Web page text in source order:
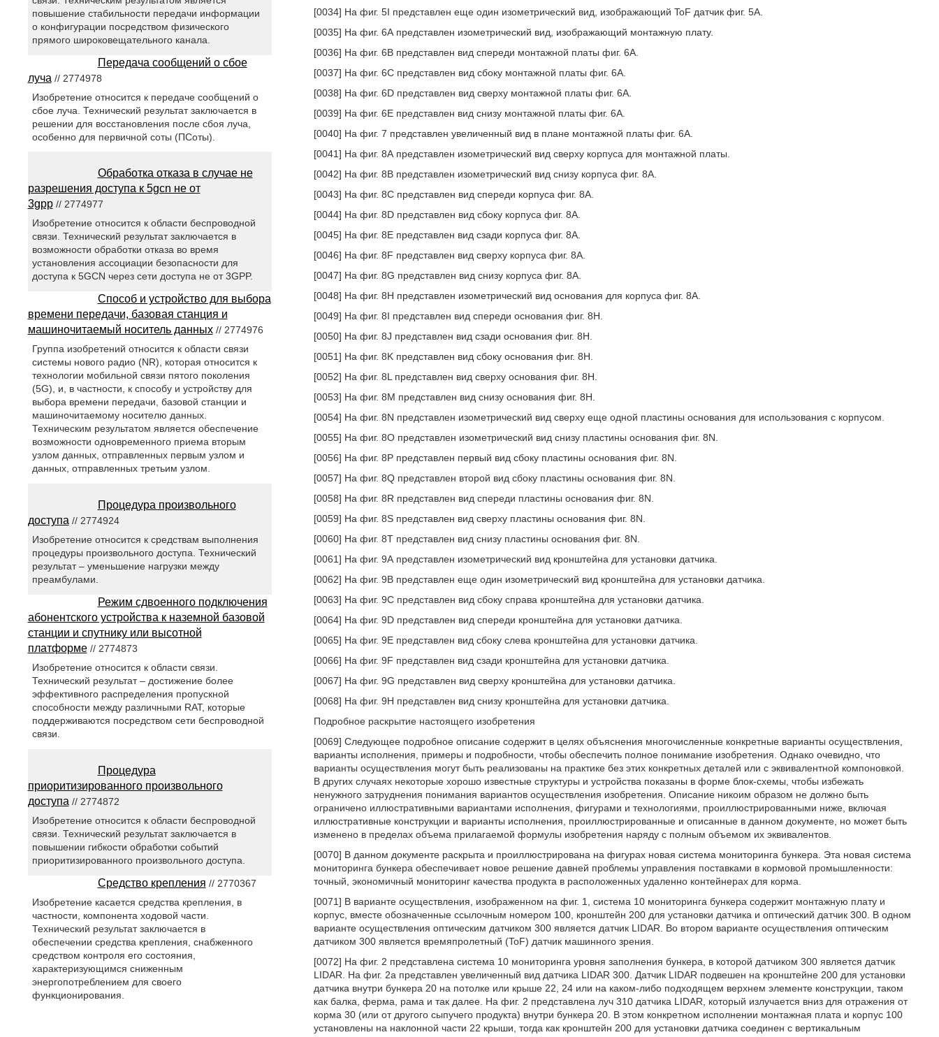
[0034] На фиг. 5I представлен еще один изометрический вид, изображающий ToF датчик фиг. 5А.
[0035] На фиг. 6А представлен изометрический вид, изображающий монтажную плату.
[0036] На фиг. 6В представлен вид спереди монтажной платы фиг. 6А.
[0037] На фиг. 6С представлен вид сбоку монтажной платы фиг. 6А.
[0038] На фиг. 6D представлен вид сверху монтажной платы фиг. 6А.
[0039] На фиг. 6Е представлен вид снизу монтажной платы фиг. 6А.
[0040] На фиг. 7 представлен увеличенный вид в плане монтажной платы фиг. 6А.
[0041] На фиг. 8А представлен изометрический вид сверху корпуса для монтажной платы.
[0042] На фиг. 8В представлен изометрический вид снизу корпуса фиг. 8А.
[0043] На фиг. 8С представлен вид спереди корпуса фиг. 8А.
[0044] На фиг. 8D представлен вид сбоку корпуса фиг. 8А.
[0045] На фиг. 8Е представлен вид сзади корпуса фиг. 8А.
[0046] На фиг. 8F представлен вид сверху корпуса фиг. 8А.
[0047] На фиг. 8G представлен вид снизу корпуса фиг. 8А.
[0048] На фиг. 8Н представлен изометрический вид основания для корпуса фиг. 8А.
[0049] На фиг. 8I представлен вид спереди основания фиг. 8Н.
[0050] На фиг. 8J представлен вид сзади основания фиг. 8Н.
[0051] На фиг. 8K представлен вид сбоку основания фиг. 8Н.
[0052] На фиг. 8L представлен вид сверху основания фиг. 8Н.
[0053] На фиг. 8М представлен вид снизу основания фиг. 8Н.
[0054] На фиг. 8N представлен изометрический вид сверху еще одной пластины основания для использования с корпусом.
[0055] На фиг. 8O представлен изометрический вид снизу пластины основания фиг. 8N.
[0056] На фиг. 8Р представлен первый вид сбоку пластины основания фиг. 8N.
[0057] На фиг. 8Q представлен второй вид сбоку пластины основания фиг. 8N.
[0058] На фиг. 8R представлен вид спереди пластины основания фиг. 8N.
[0059] На фиг. 8S представлен вид сверху пластины основания фиг. 8N.
[0060] На фиг. 8Т представлен вид снизу пластины основания фиг. 8N.
[0061] На фиг. 9А представлен изометрический вид кронштейна для установки датчика.
[0062] На фиг. 9В представлен еще один изометрический вид кронштейна для установки датчика.
[0063] На фиг. 9С представлен вид сбоку справа кронштейна для установки датчика.
[0064] На фиг. 9D представлен вид спереди кронштейна для установки датчика.
[0065] На фиг. 9Е представлен вид сбоку слева кронштейна для установки датчика.
[0066] На фиг. 9F представлен вид сзади кронштейна для установки датчика.
[0067] На фиг. 9G представлен вид сверху кронштейна для установки датчика.
[0068] На фиг. 9Н представлен вид снизу кронштейна для установки датчика.
Подробное раскрытие настоящего изобретения
[0069] Следующее подробное описание содержит в целях объяснения многочисленные конкретные варианты осуществления,
варианты исполнения, примеры и подробности, чтобы обеспечить полное понимание изобретения. Однако очевидно, что
варианты осуществления могут быть реализованы на практике без этих конкретных деталей или с эквивалентной компоновкой.
В других случаях некоторые хорошо известные структуры и устройства показаны в форме блок-схемы, чтобы избежать
ненужного затруднения понимания вариантов осуществления изобретения. Описание никоим образом не должно быть
ограничено иллюстративными вариантами исполнения, фигурами и технологиями, проиллюстрированными ниже, включая
иллюстративные конструкции и варианты исполнения, проиллюстрированные и описанные в данном документе, но может быть
изменено в пределах объема прилагаемой формулы изобретения наряду с полным объемом их эквивалентов.
[0070] В данном документе раскрыта и проиллюстрирована на фигурах новая система мониторинга бункера. Эта новая система
мониторинга бункера обеспечивает новое решение давней проблемы управления поставками в кормовой промышленности:
точный, экономичный мониторинг качества продукта в расположенных удаленно контейнерах для корма.
[0071] В варианте осуществления, изображенном на фиг. 1, система 10 мониторинга бункера содержит монтажную плату и
корпус, вместе обозначенные ссылочным номером 100, кронштейн 200 для установки датчика и оптический датчик 300. В одном
варианте осуществления оптическим датчиком 300 является датчик LIDAR. Во втором варианте осуществления оптическим
датчиком 300 является времяпролетный (ToF) датчик машинного зрения.
[0072] На фиг. 2 представлена система 10 мониторинга уровня заполнения бункера, в которой датчиком 300 является датчик
LIDAR. На фиг. 2а представлен увеличенный вид датчика LIDAR 300. Датчик LIDAR подвешен на кронштейне 200 для установки
датчика внутри бункера 20 на потолке или крыше 22, 24 или на каком-либо подходящем верхнем элементе конструкции, таком
как балка, ферма, рама и так далее. На фиг. 2 представлена луч 310 датчика LIDAR, который излучается вниз для отражения от
корма 30 (или от другого сыпучего продукта) внутри бункера 20. В этом конкретном исполнении монтажная плата и корпус 100
установлены на наклонной части 22 крыши, тогда как кронштейн 200 для установки датчика соединен с вертикальным
повышение стабильности передачи информации
о конфигурации посредством физического
прямого широковещательного канала.
Передача сообщений о сбое
луча // 2774978
Изобретение относится к передаче сообщений о
сбое луча. Технический результат заключается в
решении для восстановления после сбоя луча,
особенно для первичной соты (ПСоты).
Обработка отказа в случае не
разрешения доступа к 5gcn не от
3gpp// 2774977
Изобретение относится к области беспроводной
связи. Технический результат заключается в
возможности обработки отказа во время
установления ассоциации безопасности для
доступа к 5GCN через сети доступа не от 3GPP.
Способ и устройство для выбора
времени передачи, базовая станция и
машиночитаемый носитель данных// 2774976
Группа изобретений относится к области связи
системы нового радио (NR), которая относится к
технологии мобильной связи пятого поколения
(5G), и, в частности, к способу и устройству для
выбора времени передачи, базовой станции и
машиночитаемому носителю данных.
Техническим результатом является обеспечение
возможности одновременного приема вторым
узлом данных, отправленных первым узлом и
данных, отправленных третьим узлом.
Процедура произвольного
доступа// 2774924
Изобретение относится к средствам выполнения
процедуры произвольного доступа. Технический
результат – уменьшение нагрузки между
преамбулами.
Режим сдвоенного подключения
абонентского устройства к наземной базовой
станции и спутнику или высотной
платформе// 2774873
Изобретение относится к области связи.
Технический результат – достижение более
эффективного распределения пропускной
способности между различными RAT, которые
поддерживаются посредством сети беспроводной
связи.
Процедура
приоритизированного произвольного
доступа// 2774872
Изобретение относится к области беспроводной
связи. Технический результат заключается в
повышении гибкости обработки событий
приоритизированного произвольного доступа.
Средство крепления // 2770367
Изобретение касается средства крепления, в
частности, компонента ходовой части.
Технический результат заключается в
обеспечении средства крепления, снабженного
средством контроля его состояния,
характеризующимся сниженным
энергопотреблением для своего
функционирования.